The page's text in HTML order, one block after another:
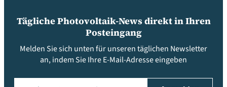
Tägliche Photovoltaik-News direkt in Ihren
Posteingang
Melden Sie sich unten für unseren täglichen Newsletter
an, indem Sie Ihre E-Mail-Adresse eingeben